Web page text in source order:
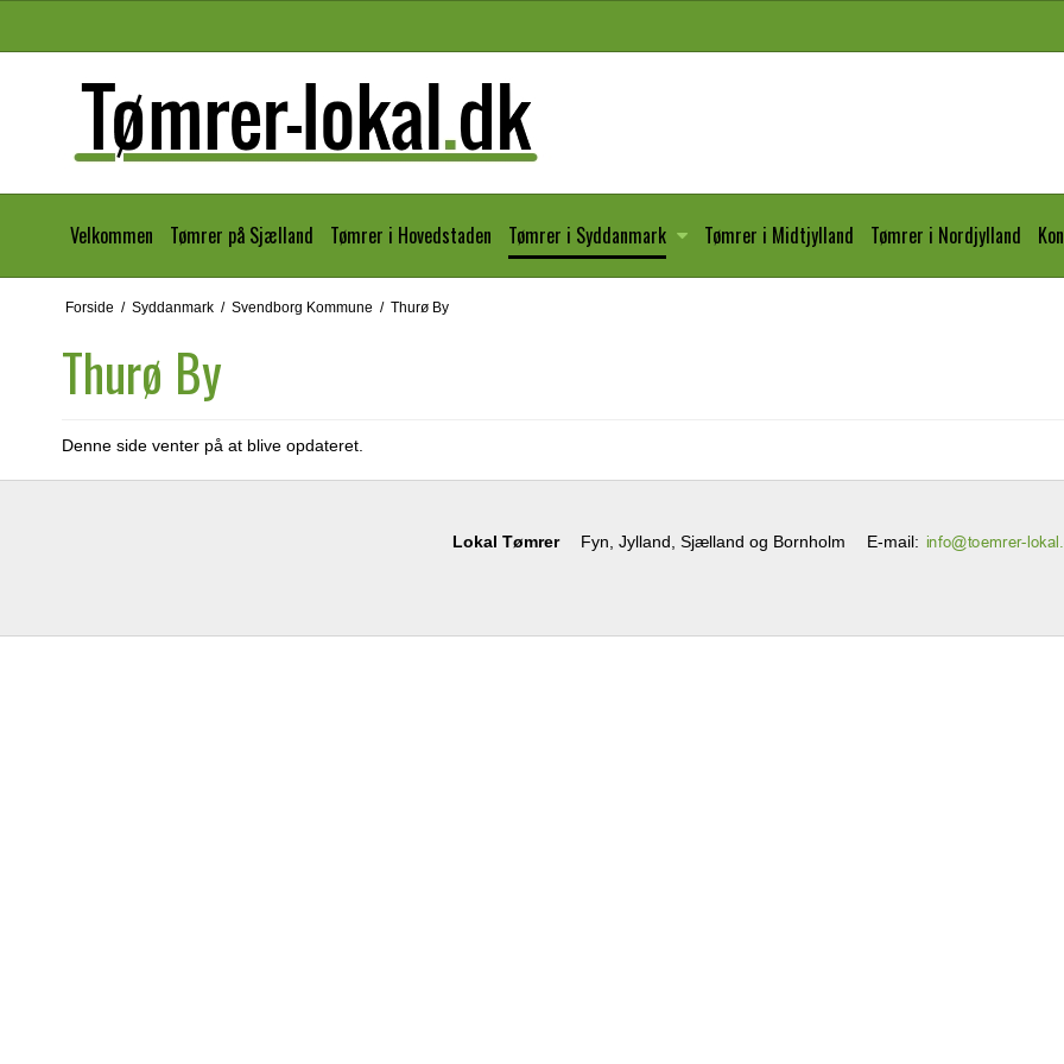
Velkommen Tømrer på Sjælland Tømrer i Hovedstaden Tømrer i Syddanmark Tømrer i Midtjylland Tømrer i Nordjylland
Forside / Syddanmark / Svendborg Kommune / Thurø By
Thurø By
Denne side venter på at blive opdateret.
Lokal Tømrer Fyn, Jylland, Sjælland og Bornholm E-mail: